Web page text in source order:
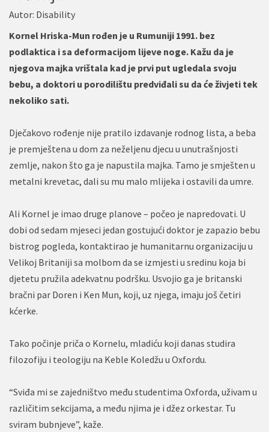
Autor: Disability
Kornel Hriska-Mun rođen je u Rumuniji 1991. bez
podlaktica i sa deformacijom lijeve noge. Kažu da je
njegova majka vrištala kad je prvi put ugledala svoju
bebu, a doktori u porodilištu predviđali su da će živjeti tek
nekoliko sati.
Dječakovo rođenje nije pratilo izdavanje rodnog lista, a beba
je premještena u dom za neželjenu djecu u unutrašnjosti
zemlje, nakon što ga je napustila majka. Tamo je smješten u
metalni krevetac, dali su mu malo mlijeka i ostavili da umre.
Ali Kornel je imao druge planove – počeo je napredovati. U
dobi od sedam mjeseci jedan gostujući doktor je zapazio bebu
bistrog pogleda, kontaktirao je humanitarnu organizaciju u
Velikoj Britaniji sa molbom da se izmjesti u sredinu koja bi
djetetu pružila adekvatnu podršku. Usvojio ga je britanski
bračni par Doren i Ken Mun, koji, uz njega, imaju još četiri
kćerke.
Tako počinje priča o Kornelu, mladiću koji danas studira
filozofiju i teologiju na Keble Koledžu u Oxfordu.
“Sviđa mi se zajedništvo među studentima Oxforda, uživam u
različitim sekcijama, a među njima je i džez orkestar. Tu
sviram bubnjeve”, kaže.